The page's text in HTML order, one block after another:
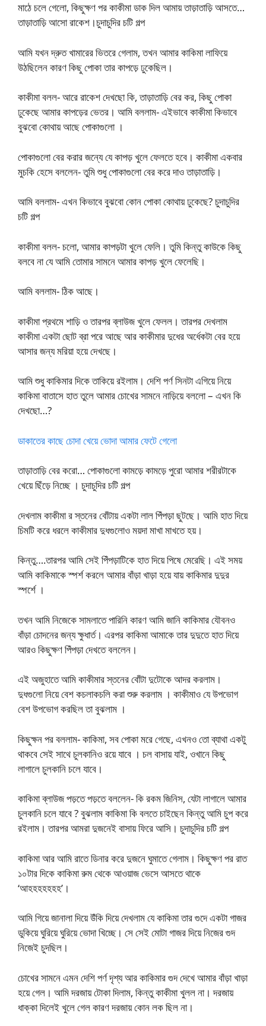
মাঠে চলে গেলো, কিছুক্ষণ পর কাকীমা ডাক দিল আমায় তাড়াতাড়ি আসতে…
তাড়াতাড়ি আসো রাকেশ।চুদাচুদির চটি গল্প
আমি যখন দ্রুত খামারের ভিতরে গেলাম, তখন আমার কাকিমা লাফিয়ে
উঠছিলেন কারণ কিছু পোকা তার কাপড়ে ঢুকেছিল।
কাকীমা বলল- আরে রাকেশ দেখছো কি, তাড়াতাড়ি বের কর, কিছু পোকা
ঢুকেছে আমার কাপড়ের ভেতর। আমি বললাম- এইভাবে কাকীমা কিভাবে
বুঝবো কোথায় আছে পোকাগুলো ।
পোকাগুলো বের করার জন্যে যে কাপড় খুলে ফেলতে হবে। কাকীমা একবার
মুচকি হেসে বললেন- তুমি শুধু পোকাগুলো বের করে দাও তাড়াতাড়ি।
আমি বললাম- এখন কিভাবে বুঝবো কোন পোকা কোথায় ঢুকেছে? চুদাচুদির
চটি গল্প
কাকীমা বলল- চলো, আমার কাপড়টা খুলে ফেলি। তুমি কিন্তু কাউকে কিছু
বলবে না যে আমি তোমার সামনে আমার কাপড় খুলে ফেলেছি।
আমি বললাম- ঠিক আছে।
কাকীমা প্রথমে শাড়ি ও তারপর ব্লাউজ খুলে ফেলল। তারপর দেখলাম
কাকীমা একটা ছোট ব্রা পরে আছে আর কাকীমার দুধের অর্ধেকটা বের হয়ে
আসার জন্য মরিয়া হয়ে দেখছে।
আমি শুধু কাকিমার দিকে তাকিয়ে রইলাম। দেশি পর্ণ সিনটা এগিয়ে নিয়ে
কাকিমা বাতাসে হাত তুলে আমার চোখের সামনে নাড়িয়ে বললো – এখন কি
দেখছো…?
ডাকাতের কাছে চোদা খেয়ে ভোদা আমার ফেটে গেলো
তাড়াতাড়ি বের করো… পোকাগুলো কামড়ে কামড়ে পুরো আমার শরীরটাকে
খেয়ে ছিঁড়ে নিচ্ছে । চুদাচুদির চটি গল্প
দেখলাম কাকীমা র স্তনের বোঁটায় একটা লাল পিঁপড়া ছুটছে। আমি হাত দিয়ে
চিমটি করে ধরলে কাকীমার দুধগুলোও ময়দা মাখা মাখতে হয়।
কিন্তু….তারপর আমি সেই পিঁপড়াটিকে হাত দিয়ে পিষে মেরেছি। এই সময়
আমি কাকিমাকে স্পর্শ করলে আমার বাঁড়া খাড়া হয়ে যায় কাকিমার দুদুর
স্পর্শে ।
তখন আমি নিজেকে সামলাতে পারিনি কারণ আমি জানি কাকিমার যৌবনও
বাঁড়া চোদনের জন্য ক্ষুধার্ত। এরপর কাকিমা আমাকে তার দুদুতে হাত দিয়ে
আরও কিছুক্ষণ পিঁপড়া দেখতে বললেন।
এই অজুহাতে আমি কাকীমার স্তনের বোঁটা দুটোকে আদর করলাম।
দুধগুলো নিয়ে বেশ কচলাকচলি করা শুরু করলাম । কাকীমাও যে উপভোগ
বেশ উপভোগ করছিল তা বুঝলাম ।
কিছুক্ষন পর বললাম- কাকিমা, সব পোকা মরে গেছে, এখনও তো ব্যাথা একটু
থাকবে সেই সাথে চুলকানিও রয়ে যাবে । চল বাসায় যাই, ওখানে কিছু
লাগালে চুলকানি চলে যাবে।
কাকিমা ব্লাউজ পড়তে পড়তে বললেন- কি রকম জিনিস, যেটা লাগালে আমার
চুলকানি চলে যাবে ? বুঝলাম কাকিমা কি বলতে চাইছেন কিন্তু আমি চুপ করে
রইলাম। তারপর আমরা দুজনেই বাসায় ফিরে আসি। চুদাচুদির চটি গল্প
কাকিমা আর আমি রাতে ডিনার করে দুজনে ঘুমাতে গেলাম। কিছুক্ষণ পর রাত
১০টার দিকে কাকিমা রুম থেকে আওয়াজ ভেসে আসতে থাকে
‘আহহহহহহহ’।
আমি গিয়ে জানালা দিয়ে উঁকি দিয়ে দেখলাম যে কাকিমা তার গুদে একটা গাজর
ডুকিয়ে ঘুরিয়ে ঘুরিয়ে ভোদা খিচ্ছে। সে সেই মোটা গাজর দিয়ে নিজের গুদ
নিজেই চুদছিল।
চোখের সামনে এমন দেশি পর্ণ দৃশ্য আর কাকিমার গুদ দেখে আমার বাঁড়া খাড়া
হয়ে গেল। আমি দরজায় টোকা দিলাম, কিন্তু কাকীমা খুলল না। দরজায়
ধাক্কা দিলেই খুলে গেল কারণ দরজায় কোন লক ছিল না।